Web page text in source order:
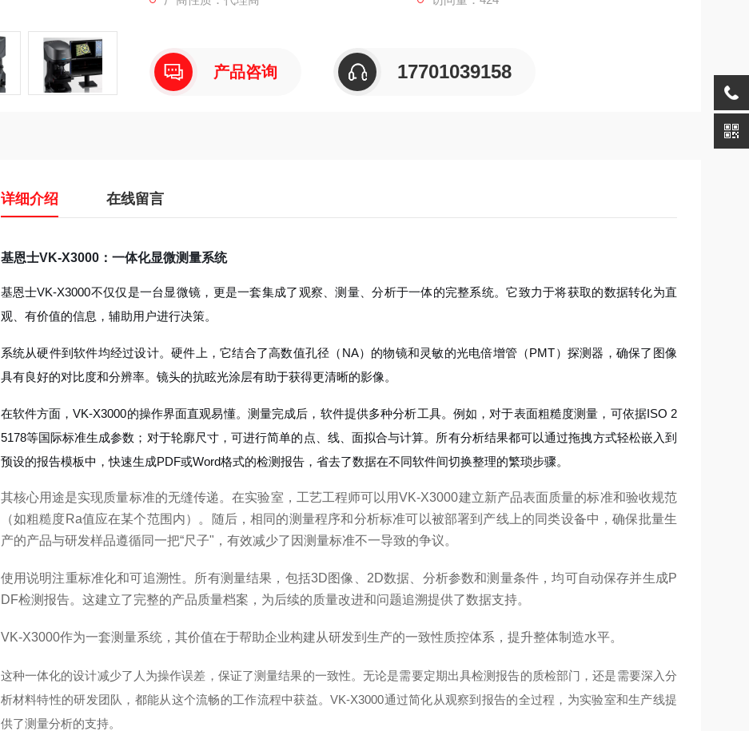
产品咨询 17701039158
详细介绍 在线留言
基恩士VK-X3000：一体化显微测量系统
基恩士VK-X3000不仅仅是一台显微镜，更是一套集成了观察、测量、分析于一体的完整系统。它致力于将获取的数据转化为直
观、有价值的信息，辅助用户进行决策。
系统从硬件到软件均经过设计。硬件上，它结合了高数值孔径（NA）的物镜和灵敏的光电倍增管（PMT）探测器，确保了图像
具有良好的对比度和分辨率。镜头的抗眩光涂层有助于获得更清晰的影像。
在软件方面，VK-X3000的操作界面直观易懂。测量完成后，软件提供多种分析工具。例如，对于表面粗糙度测量，可依据ISO 2
5178等国际标准生成参数；对于轮廓尺寸，可进行简单的点、线、面拟合与计算。所有分析结果都可以通过拖拽方式轻松嵌入到
预设的报告模板中，快速生成PDF或Word格式的检测报告，省去了数据在不同软件间切换整理的繁琐步骤。
其核心用途是实现质量标准的无缝传递。在实验室，工艺工程师可以用VK-X3000建立新产品表面质量的标准和验收规范
（如粗糙度Ra值应在某个范围内）。随后，相同的测量程序和分析标准可以被部署到产线上的同类设备中，确保批量生
产的产品与研发样品遵循同一把“尺子"，有效减少了因测量标准不一导致的争议。
使用说明注重标准化和可追溯性。所有测量结果，包括3D图像、2D数据、分析参数和测量条件，均可自动保存并生成P
DF检测报告。这建立了完整的产品质量档案，为后续的质量改进和问题追溯提供了数据支持。
VK-X3000作为一套测量系统，其价值在于帮助企业构建从研发到生产的一致性质控体系，提升整体制造水平。
这种一体化的设计减少了人为操作误差，保证了测量结果的一致性。无论是需要定期出具检测报告的质检部门，还是需要深入分
析材料特性的研发团队，都能从这个流畅的工作流程中获益。VK-X3000通过简化从观察到报告的全过程，为实验室和生产线提
供了测量分析的支持。